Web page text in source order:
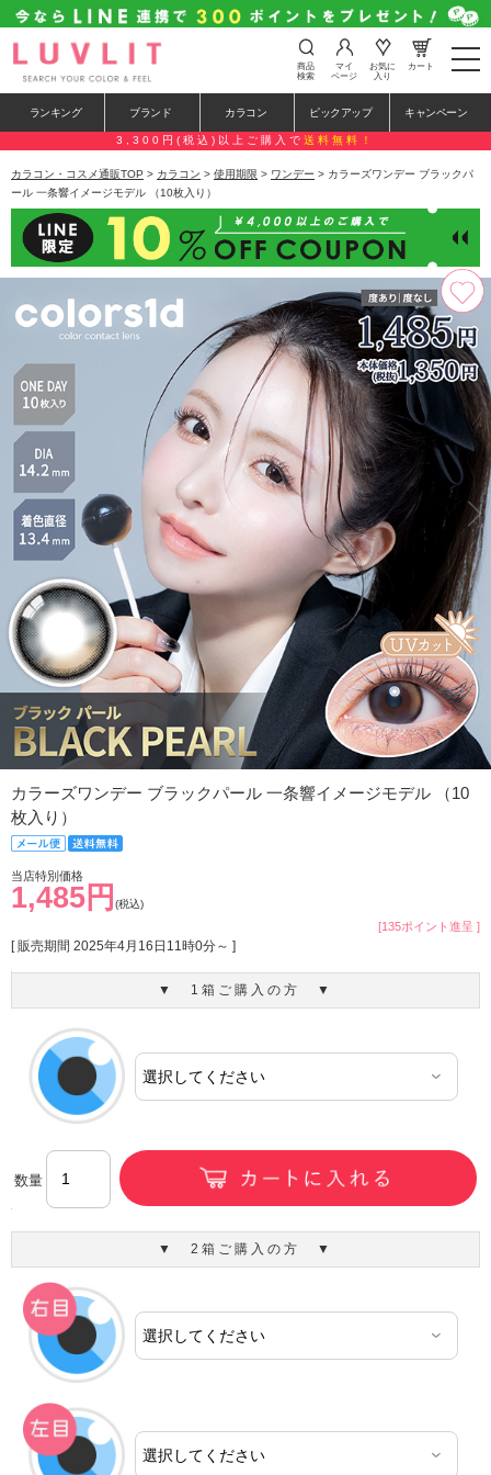
t
o
e
n
a
a
i
o
n
商品
検索
マイ
ページ
お気に
入り
カート
ランキング ブランド カラコン ピックアップ キャンペーン
3,300円(税込)以上ご購入で 送料無料！
カラコン・コスメ通販TOP > カラコン > 使用期限 > ワンデー > カラーズワンデー ブラックパ
ール 一条響イメージモデル （10枚入り）
カラーズワンデー ブラックパール 一条響イメージモデル （10
枚入り）
当店特別価格
1,485円 (税込)
[135ポイント進呈 ]
[ 販売期間 2025年4月16日11時0分～ ]
▼ 1箱ご購入の方 ▼
数量
▼ 2箱ご購入の方 ▼